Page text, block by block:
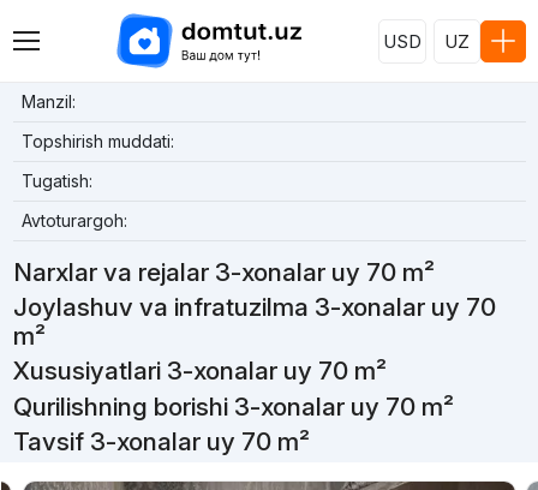
USD UZ
Manzil:
Topshirish muddati:
Tugatish:
Avtoturargoh:
Narxlar va rejalar 3-xonalar uy 70 m²
Joylashuv va infratuzilma 3-xonalar uy 70
m²
Xususiyatlari 3-xonalar uy 70 m²
Qurilishning borishi 3-xonalar uy 70 m²
Tavsif 3-xonalar uy 70 m²